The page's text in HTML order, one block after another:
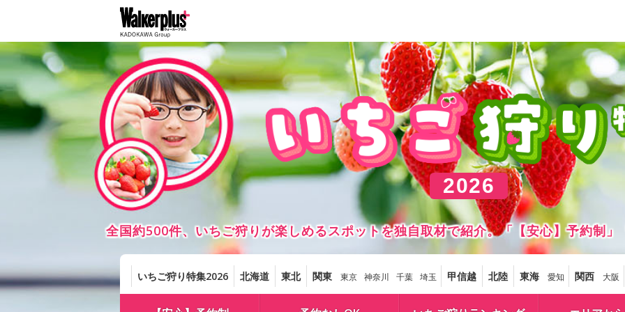
2026
全国約500件、いちご狩りが楽しめるスポットを独自取材で紹介。「【安心】予約制
いちご狩り特集2026 北海道 東北 関東 東京 神奈川 千葉 埼玉 甲信越 北陸 東海 愛知 関西 大阪